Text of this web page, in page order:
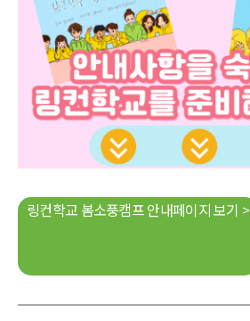
링컨학교 봄소풍캠프 안내페이지 보기 >